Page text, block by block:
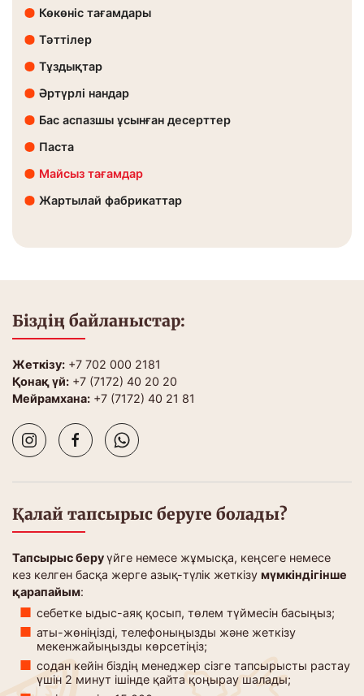
Көкөніс тағамдары
Тәттілер
Тұздықтар
Әртүрлі нандар
Бас аспазшы ұсынған десерттер
Паста
Майсыз тағамдар
Жартылай фабрикаттар
Біздің байланыстар:
Жеткізу: +7 702 000 2181
Қонақ үй: +7 (7172) 40 20 20
Мейрамхана: +7 (7172) 40 21 81
Қалай тапсырыс беруге болады?
Тапсырыс беруүйге немесе жұмысқа, кеңсеге немесе
кез келген басқа жерге азық-түлік жеткізу мүмкіндігінше
қарапайым:
себетке ыдыс-аяқ қосып, төлем түймесін басыңыз;
аты-жөніңізді, телефоныңызды және жеткізу
мекенжайыңызды көрсетіңіз;
содан кейін біздің менеджер сізге тапсырысты растау
үшін 2 минут ішінде қайта қоңырау шалады;